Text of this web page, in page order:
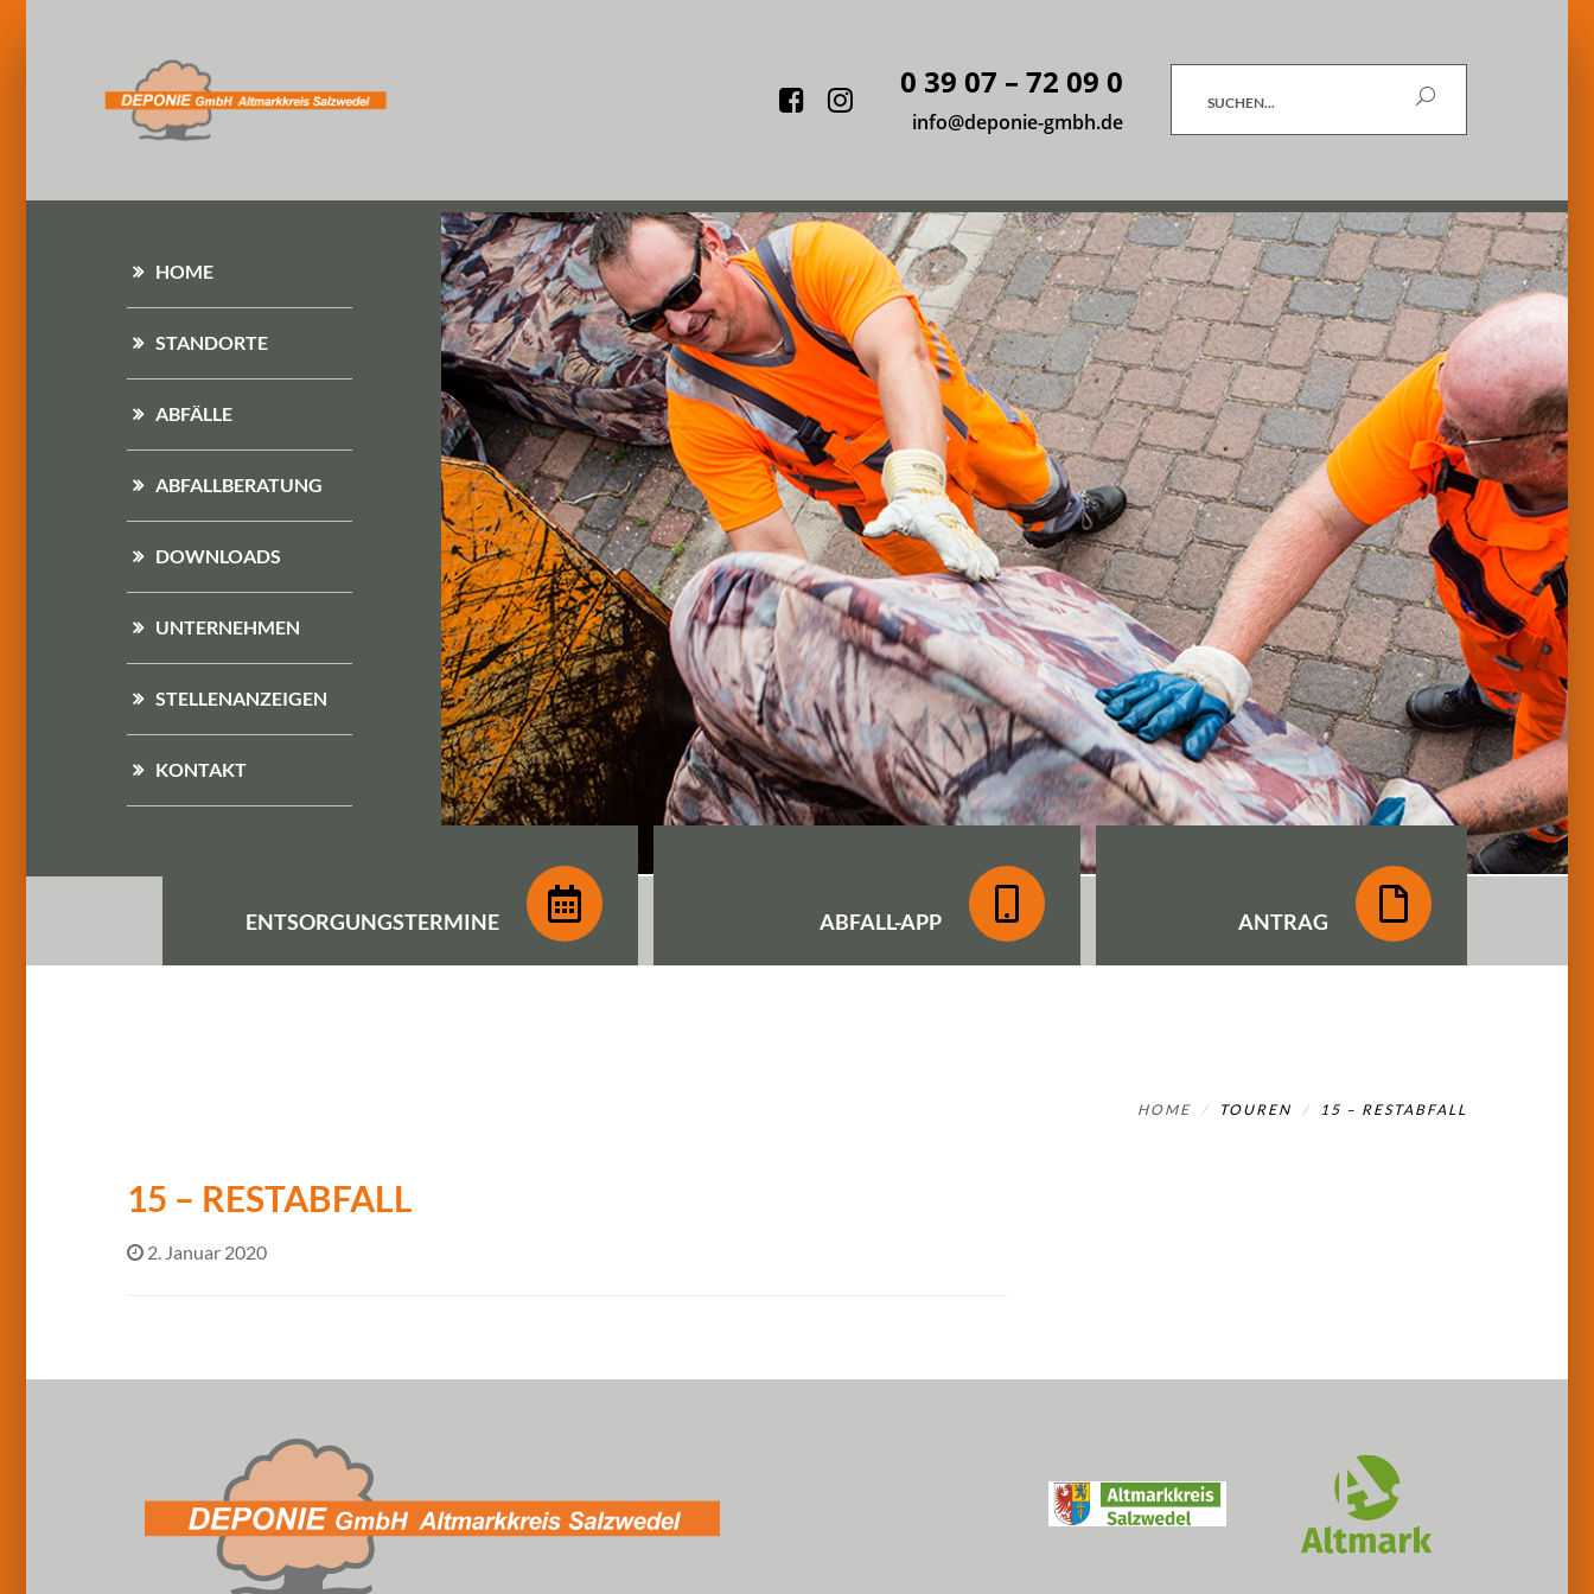
Facebook
Instagram
0 39 07 – 72 09 0
info@deponie-gmbh.de
Suchen
HOME
STANDORTE
ABFÄLLE
ABFALLBERATUNG
DOWNLOADS
UNTERNEHMEN
STELLENANZEIGEN
KONTAKT
ENTSORGUNGSTERMINE ABFALL-APP ANTRAG
HOME TOUREN 15 – RESTABFALL
15 – RESTABFALL
2. Januar 2020